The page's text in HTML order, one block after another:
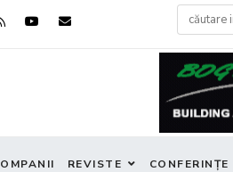
REVISTE CONFERINȚE